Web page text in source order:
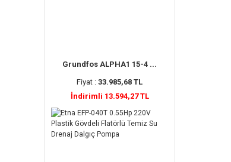
Grundfos ALPHA1 15-4 ...
Fiyat :33.985,68 TL
İndirimli 13.594,27 TL